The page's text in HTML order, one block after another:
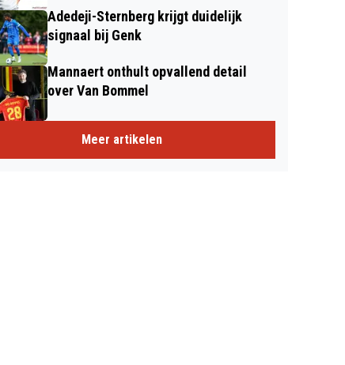
Adedeji-Sternberg krijgt duidelijk
signaal bij Genk
Mannaert onthult opvallend detail
over Van Bommel
Meer artikelen